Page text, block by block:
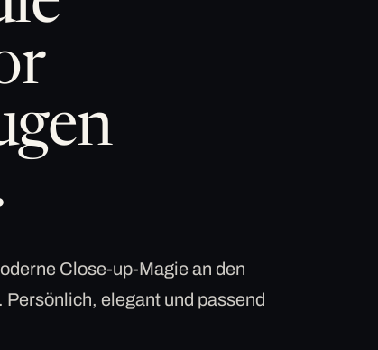
Close-up-Magie an den
elegant und passend